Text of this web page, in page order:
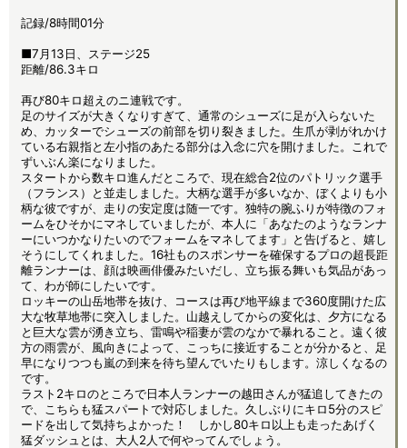
記録/8時間01分
■7月13日、ステージ25
距離/86.3キロ
再び80キロ超えのニ連戦です。
足のサイズが大きくなりすぎて、通常のシューズに足が入らないた
め、カッターでシューズの前部を切り裂きました。生爪が剥がれかけ
ている右親指と左小指のあたる部分は入念に穴を開けました。これで
ずいぶん楽になりました。
スタートから数キロ進んだところで、現在総合2位のパトリック選手
（フランス）と並走しました。大柄な選手が多いなか、ぼくよりも小
柄な彼ですが、走りの安定度は随一です。独特の腕ふりが特徴のフォ
ームをひそかにマネしていましたが、本人に「あなたのようなランナ
ーにいつかなりたいのでフォームをマネしてます」と告げると、嬉し
そうにしてくれました。16社ものスポンサーを確保するプロの超長距
離ランナーは、顔は映画俳優みたいだし、立ち振る舞いも気品があっ
て、わが師にしたいです。
ロッキーの山岳地帯を抜け、コースは再び地平線まで360度開けた広
大な牧草地帯に突入しました。山越えしてからの変化は、夕方になる
と巨大な雲が湧き立ち、雷鳴や稲妻が雲のなかで暴れること。遠く彼
方の雨雲が、風向きによって、こっちに接近することが分かると、足
早になりつつも嵐の到来を待ち望んでいたりもします。涼しくなるの
です。
ラスト2キロのところで日本人ランナーの越田さんが猛追してきたの
で、こちらも猛スパートで対応しました。久しぶりにキロ5分のスピ
ードを出して気持ちよかった！ しかし80キロ以上も走ったあげく
猛ダッシュとは、大人2人で何やってんでしょう。